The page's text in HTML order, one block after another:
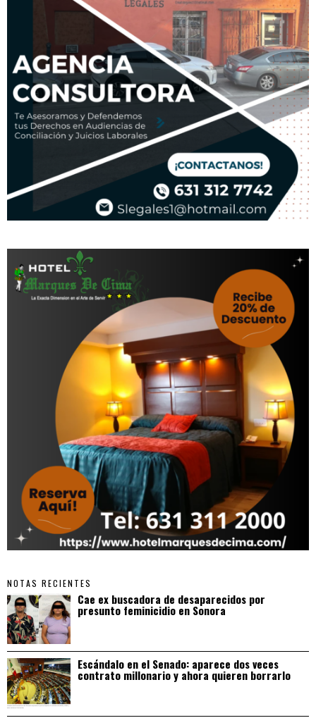
NOTAS RECIENTES
Cae ex buscadora de desaparecidos por
presunto feminicidio en Sonora
Escándalo en el Senado: aparece dos veces
contrato millonario y ahora quieren borrarlo